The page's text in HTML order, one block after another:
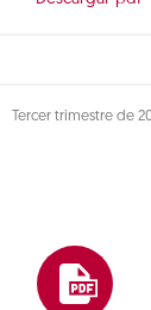
Tercer trimestre de